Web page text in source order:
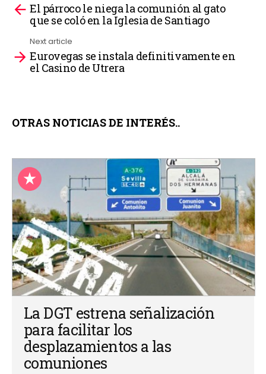
See
more
El párroco le niega la comunión al gato
que se coló en la Iglesia de Santiago
Next article
Eurovegas se instala definitivamente en
el Casino de Utrera
OTRAS NOTICIAS DE INTERÉS..
La DGT estrena señalización
para facilitar los
desplazamientos a las
comuniones